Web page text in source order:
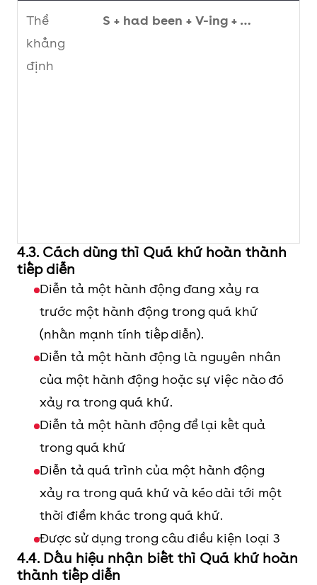
Thể
khẳng
định
S + had been + V-ing + …
Thể phủ
định
S + had not been + V-ing + …
Câu nghi
(Yes/No
Question)
Had + S + been + V-ing …?
Câu trả lời:
Yes, S + had
No, S had + not
4.3. Cách dùng thì Quá khứ hoàn thành
tiếp diễn
Diễn tả một hành động đang xảy ra
trước một hành động trong quá khứ
(nhấn mạnh tính tiếp diễn).
Diễn tả một hành động là nguyên nhân
của một hành động hoặc sự việc nào đó
xảy ra trong quá khứ.
Diễn tả một hành động để lại kết quả
trong quá khứ
Diễn tả quá trình của một hành động
xảy ra trong quá khứ và kéo dài tới một
thời điểm khác trong quá khứ.
Được sử dụng trong câu điều kiện loại 3
4.4. Dấu hiệu nhận biết thì Quá khứ hoàn
thành tiếp diễn